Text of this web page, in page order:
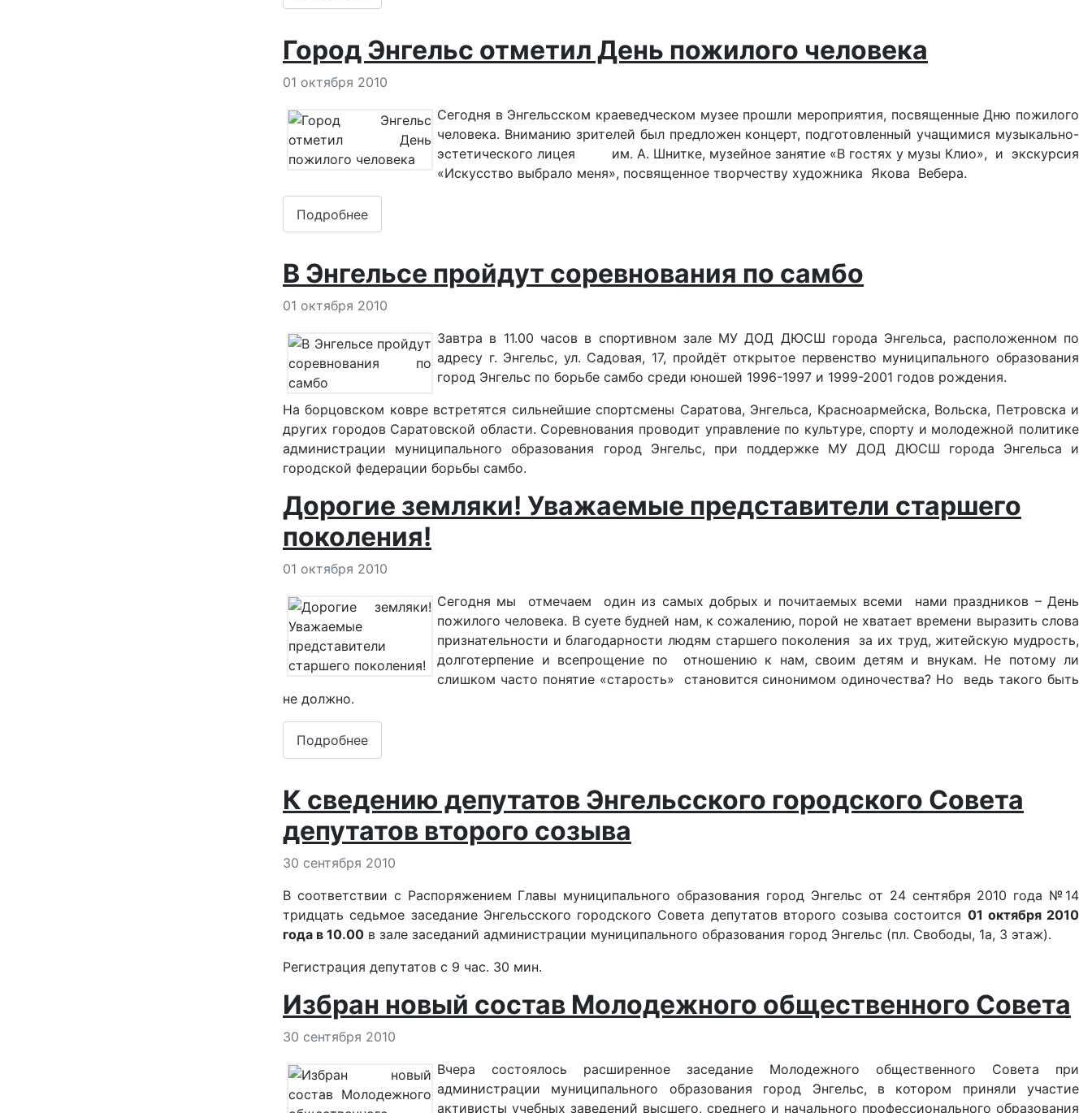
Город Энгельс отметил День пожилого человека
Информация о материале
01 октября 2010
Сегодня в Энгельсском краеведческом музее прошли мероприятия, посвященные Дню пожилого
человека. Вниманию зрителей был предложен концерт, подготовленный учащимися музыкально-
эстетического лицея им. А. Шнитке, музейное занятие «В гостях у музы Клио», и экскурсия
«Искусство выбрало меня», посвященное творчеству художника Якова Вебера.
Подробнее
В Энгельсе пройдут соревнования по самбо
Информация о материале
01 октября 2010
Завтра в 11.00 часов в спортивном зале МУ ДОД ДЮСШ города Энгельса, расположенном по
адресу г. Энгельс, ул. Садовая, 17, пройдёт открытое первенство муниципального образования
город Энгельс по борьбе самбо среди юношей 1996-1997 и 1999-2001 годов рождения.
На борцовском ковре встретятся сильнейшие спортсмены Саратова, Энгельса, Красноармейска, Вольска, Петровска и
других городов Саратовской области. Соревнования проводит управление по культуре, спорту и молодежной политике
администрации муниципального образования город Энгельс, при поддержке МУ ДОД ДЮСШ города Энгельса и
городской федерации борьбы самбо.
Дорогие земляки! Уважаемые представители старшего
поколения!
Информация о материале
01 октября 2010
Сегодня мы отмечаем один из самых добрых и почитаемых всеми нами праздников – День
пожилого человека. В суете будней нам, к сожалению, порой не хватает времени выразить слова
признательности и благодарности людям старшего поколения за их труд, житейскую мудрость,
долготерпение и всепрощение по отношению к нам, своим детям и внукам. Не потому ли
слишком часто понятие «старость» становится синонимом одиночества? Но ведь такого быть
не должно.
Подробнее
К сведению депутатов Энгельсского городского Совета
депутатов второго созыва
Информация о материале
30 сентября 2010
В соответствии с Распоряжением Главы муниципального образования город Энгельс от 24 сентября 2010 года №14
тридцать седьмое заседание Энгельсского городского Совета депутатов второго созыва состоится 01 октября 2010
года в 10.00 в зале заседаний администрации муниципального образования город Энгельс (пл. Свободы, 1а, 3 этаж).
Регистрация депутатов с 9 час. 30 мин.
Избран новый состав Молодежного общественного Совета
Информация о материале
30 сентября 2010
Вчера состоялось расширенное заседание Молодежного общественного Совета при
администрации муниципального образования город Энгельс, в котором приняли участие
активисты учебных заведений высшего, среднего и начального профессионального образования